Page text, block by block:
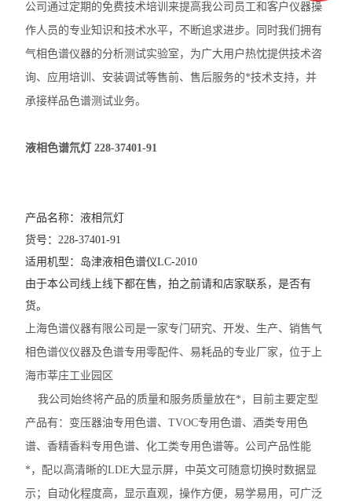
公司通过定期的免费技术培训来提高我公司员工和客户仪器操
作人员的专业知识和技术水平，不断追求进步。同时我们拥有
气相色谱仪器的分析测试实验室，为广大用户热忱提供技术咨
询、应用培训、安装调试等售前、售后服务的*技术支持，并
承接样品色谱测试业务。
液相色谱氘灯 228-37401-91
产品名称：液相氘灯
货号：228-37401-91
适用机型：岛津液相色谱仪LC-2010
由于本公司线上线下都在售，拍之前请和店家联系，是否有
货。
上海色谱仪器有限公司是一家专门研究、开发、生产、销售气
相色谱仪仪器及色谱专用零配件、易耗品的专业厂家，位于上
海市莘庄工业园区
我公司始终将产品的质量和服务质量放在*，目前主要定型
产品有：变压器油专用色谱、TVOC专用色谱、酒类专用色
谱、香精香料专用色谱、化工类专用色谱等。公司产品性能
*，配以高清晰的LDE大显示屏，中英文可随意切换时数据显
示；自动化程度高，显示直观，操作方便，易学易用，可广泛